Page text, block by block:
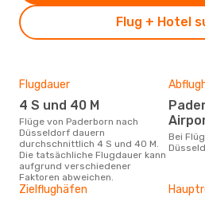
Flug + Hotel
Flugdauer
4 S und 40 M
Flüge von Paderborn nach
Düsseldorf dauern
durchschnittlich 4 S und 40 M.
Die tatsächliche Flugdauer kann
aufgrund verschiedener
Faktoren abweichen.
Paderborn Lippstadt
Bei Flügen von Paderborn nach
Zielflughäfen